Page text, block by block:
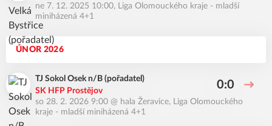
ne 7. 12. 2025 10:00, Liga Olomouckého kraje - mladší
miniházená 4+1
ÚNOR 2026
TJ Sokol Osek n/B (pořadatel)
SK HFP Prostějov
0:0
so 28. 2. 2026 9:00 @ hala Žeravice, Liga Olomouckého
kraje - mladší miniházená 4+1